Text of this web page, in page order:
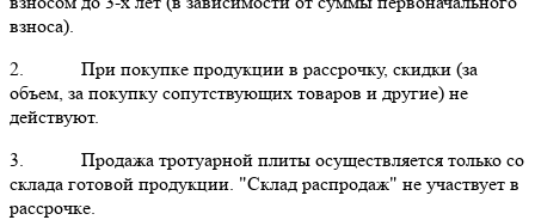
взноса).
2. При покупке продукции в рассрочку, скидки (за
объем, за покупку сопутствующих товаров и другие) не
действуют.
3. Продажа тротуарной плиты осуществляется только со
склада готовой продукции. "Склад распродаж" не участвует в
рассрочке.